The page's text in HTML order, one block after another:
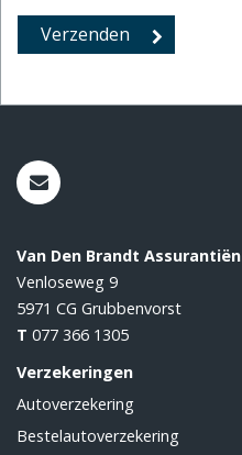
Van Den Brandt Assurantiën
Venloseweg 9
5971 CG Grubbenvorst
T 077 366 1305
Verzekeringen
Autoverzekering
Bestelautoverzekering